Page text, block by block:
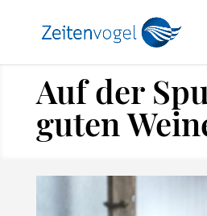
Auf der
guten